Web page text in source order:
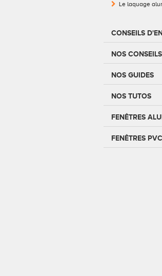
Le laquage
CONSEILS
NOS
NOS GUIDES
NOS TUTOS
FENÊTRES
FENÊTRES PVC